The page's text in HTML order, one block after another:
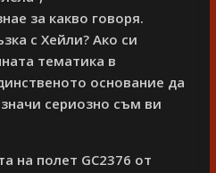
за какво говоря.
с Хейли? Ако си
тематика в
основание да
сериозно съм ви
на полет GC2376 от